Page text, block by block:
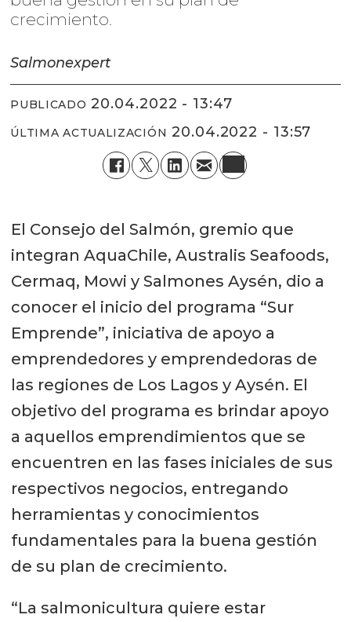
crecimiento.
Salmonexpert
PUBLICADO 20.04.2022 - 13:47
ÚLTIMA ACTUALIZACIÓN 20.04.2022 - 13:57
El Consejo del Salmón, gremio que
integran AquaChile, Australis Seafoods,
Cermaq, Mowi y Salmones Aysén, dio a
conocer el inicio del programa “Sur
Emprende”, iniciativa de apoyo a
emprendedores y emprendedoras de
las regiones de Los Lagos y Aysén. El
objetivo del programa es brindar apoyo
a aquellos emprendimientos que se
encuentren en las fases iniciales de sus
respectivos negocios, entregando
herramientas y conocimientos
fundamentales para la buena gestión
de su plan de crecimiento.
“La salmonicultura quiere estar